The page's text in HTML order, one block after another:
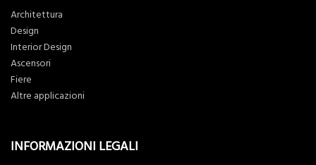
Architettura
Design
Interior Design
Ascensori
Fiere
Altre applicazioni
INFORMAZIONI LEGALI